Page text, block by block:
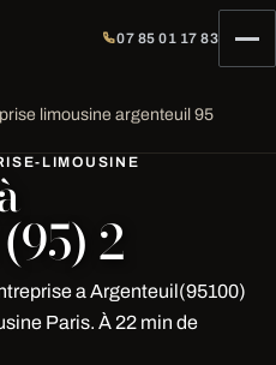
07 85 01 17 83
limousine argenteuil 95
LIMOUSINE
2
a Argenteuil(95100)
Paris. À 22 min de